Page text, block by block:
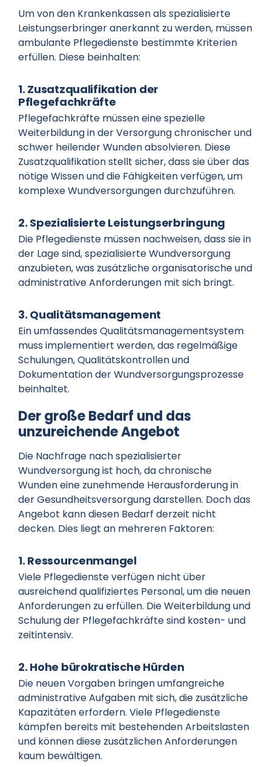
Um von den Krankenkassen als spezialisierte
Leistungserbringer anerkannt zu werden, müssen
ambulante Pflegedienste bestimmte Kriterien
erfüllen. Diese beinhalten:
1. Zusatzqualifikation der
Pflegefachkräfte
Pflegefachkräfte müssen eine spezielle
Weiterbildung in der Versorgung chronischer und
schwer heilender Wunden absolvieren. Diese
Zusatzqualifikation stellt sicher, dass sie über das
nötige Wissen und die Fähigkeiten verfügen, um
komplexe Wundversorgungen durchzuführen.
2. Spezialisierte Leistungserbringung
Die Pflegedienste müssen nachweisen, dass sie in
der Lage sind, spezialisierte Wundversorgung
anzubieten, was zusätzliche organisatorische und
administrative Anforderungen mit sich bringt.
3. Qualitätsmanagement
Ein umfassendes Qualitätsmanagementsystem
muss implementiert werden, das regelmäßige
Schulungen, Qualitätskontrollen und
Dokumentation der Wundversorgungsprozesse
beinhaltet.
Der große Bedarf und das
unzureichende Angebot
Die Nachfrage nach spezialisierter
Wundversorgung ist hoch, da chronische
Wunden eine zunehmende Herausforderung in
der Gesundheitsversorgung darstellen. Doch das
Angebot kann diesen Bedarf derzeit nicht
decken. Dies liegt an mehreren Faktoren:
1. Ressourcenmangel
Viele Pflegedienste verfügen nicht über
ausreichend qualifiziertes Personal, um die neuen
Anforderungen zu erfüllen. Die Weiterbildung und
Schulung der Pflegefachkräfte sind kosten- und
zeitintensiv.
2. Hohe bürokratische Hürden
Die neuen Vorgaben bringen umfangreiche
administrative Aufgaben mit sich, die zusätzliche
Kapazitäten erfordern. Viele Pflegedienste
kämpfen bereits mit bestehenden Arbeitslasten
und können diese zusätzlichen Anforderungen
kaum bewältigen.